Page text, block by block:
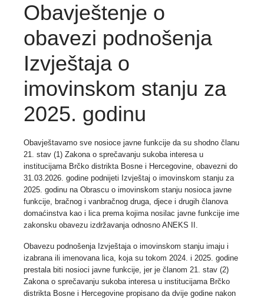
Obavještenje o
obavezi podnošenja
Izvještaja o
imovinskom stanju za
2025. godinu
Obavještavamo sve nosioce javne funkcije da su shodno članu
21. stav (1) Zakona o sprečavanju sukoba interesa u
institucijama Brčko distrikta Bosne i Hercegovine, obavezni do
31.03.2026. godine podnijeti Izvještaj o imovinskom stanju za
2025. godinu na Obrascu o imovinskom stanju nosioca javne
funkcije, bračnog i vanbračnog druga, djece i drugih članova
domaćinstva kao i lica prema kojima nosilac javne funkcije ime
zakonsku obavezu izdržavanja odnosno ANEKS II.
Obavezu podnošenja Izvještaja o imovinskom stanju imaju i
izabrana ili imenovana lica, koja su tokom 2024. i 2025. godine
prestala biti nosioci javne funkcije, jer je članom 21. stav (2)
Zakona o sprečavanju sukoba interesa u institucijama Brčko
distrikta Bosne i Hercegovine propisano da dvije godine nakon